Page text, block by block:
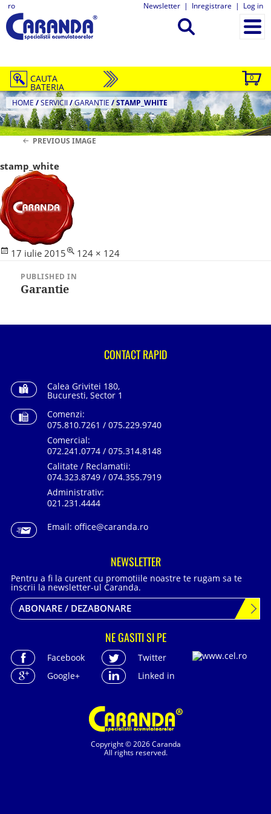
ro Newsletter | Inregistrare | Log in
0
CAUTA
BATERIA
HOME /SERVICII/GARANTIE /STAMP_WHITE
PREVIOUS IMAGE
stamp_white
Posted
17 iulie 2015
Full
124 × 124
articole
PUBLISHED IN
Garantie
Copyright © 2026 Caranda
All rights reserved.
CONTACT RAPID
Calea Grivitei 180,
Bucuresti, Sector 1
Comenzi:
075.810.7261 / 075.229.9740
Comercial:
072.241.0774 / 075.314.8148
Calitate / Reclamatii:
074.323.8749 / 074.355.7919
Administrativ:
021.231.4444
Email: office@caranda.ro
NEWSLETTER
Pentru a fi la curent cu promotiile noastre te rugam sa te
inscrii la newsletter-ul Caranda.
ABONARE / DEZABONARE
NE GASITI SI PE
Facebook
Twitter
Google+
Linked in